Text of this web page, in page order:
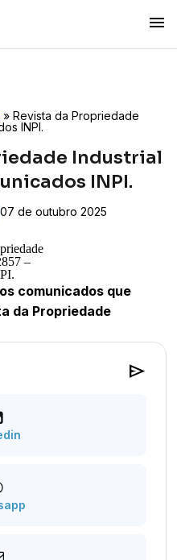
menu
» Revista da Propriedade
INPI.
Industrial
INPI.
07 de outubro 2025
comunicados que
da Propriedade
send